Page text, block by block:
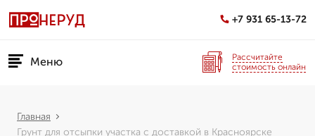
+7 931 65-13-72
Меню
Рассчитайте
стоимость онлайн
Главная
Грунт для отсыпки участка с доставкой в Красноярске